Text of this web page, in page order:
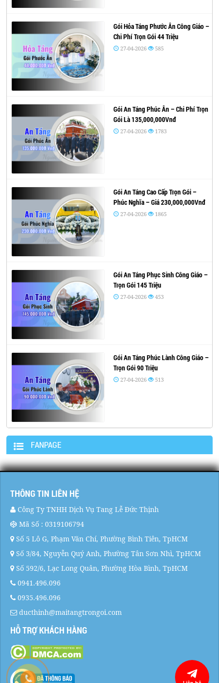
Gói Hỏa Táng Phước Ân Công Giáo –
Chi Phí Trọn Gói 44 Triệu
27-04-2026 585
Gói An Táng Phúc Ân – Chi Phí Trọn
Gói Là 135,000,000Vnđ
27-04-2026 1783
Gói An Táng Cao Cấp Trọn Gói –
Phúc Nghĩa – Giá 230,000,000Vnđ
27-04-2026 1865
Gói An Táng Phục Sinh Công Giáo –
Trọn Gói 145 Triệu
27-04-2026 453
Gói An Táng Phúc Lành Công Giáo –
Trọn Gói 90 Triệu
27-04-2026 513
FANPAGE
THÔNG TIN LIÊN HỆ
Công Ty TNHH Dịch Vụ Tang Lễ Đức Thịnh
Mã Số : 0319106794
Số 5 Lô G, Phạm Văn Chí, Phường Bình Tiên, TpHCM
Số 3/84, Nguyễn Quý Anh, Phường Tân Sơn Nhì, TpHCM
Số 592/6, Lạc Long Quân, Phường Hòa Bình, TpHCM
0941.496.096
0935.496.096
ducthinh@maitangtrongoi.com
HỖ TRỢ KHÁCH HÀNG